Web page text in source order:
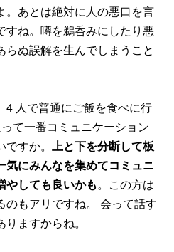
。あとは絶対に人の悪口を言
すね。噂を鵜呑みにしたり悪
ぬ誤解を生んでしまうこと
4 人で普通にご飯を食べに行
て一番コミュニケーション
すか。 上と下を分断して板
気にみんなを集めてコミュニ
やしても良いかも。この方は
のもアリですね。 会って話す
ますからね。